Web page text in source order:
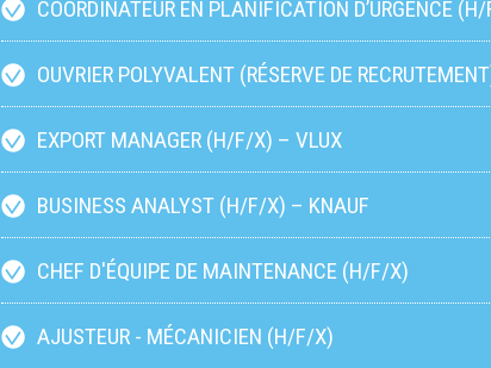
COORDINATEUR EN PLANIFICATION D’URGENCE
COMMUNE D’ENGIS ET COMMUNE D’AMAY
OUVRIER POLYVALENT (RÉSERVE DE
(H/F/X) – COMMUNE D’ENGIS
EXPORT MANAGER (H/F/X) – VLUX
BUSINESS ANALYST (H/F/X) – KNAUF
CHEF D'ÉQUIPE DE MAINTENANCE (H/F/X)
AJUSTEUR - MÉCANICIEN (H/F/X)